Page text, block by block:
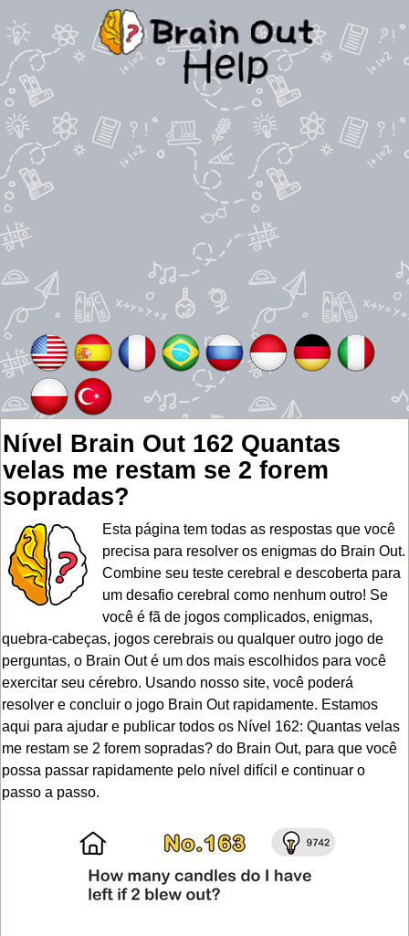
Nível Brain Out 162 Quantas
velas me restam se 2 forem
sopradas?
Esta página tem todas as respostas que você
precisa para resolver os enigmas do Brain Out.
Combine seu teste cerebral e descoberta para
um desafio cerebral como nenhum outro! Se
você é fã de jogos complicados, enigmas,
quebra-cabeças, jogos cerebrais ou qualquer outro jogo de
perguntas, o Brain Out é um dos mais escolhidos para você
exercitar seu cérebro. Usando nosso site, você poderá
resolver e concluir o jogo Brain Out rapidamente. Estamos
aqui para ajudar e publicar todos os Nível 162: Quantas velas
me restam se 2 forem sopradas? do Brain Out, para que você
possa passar rapidamente pelo nível difícil e continuar o
passo a passo.